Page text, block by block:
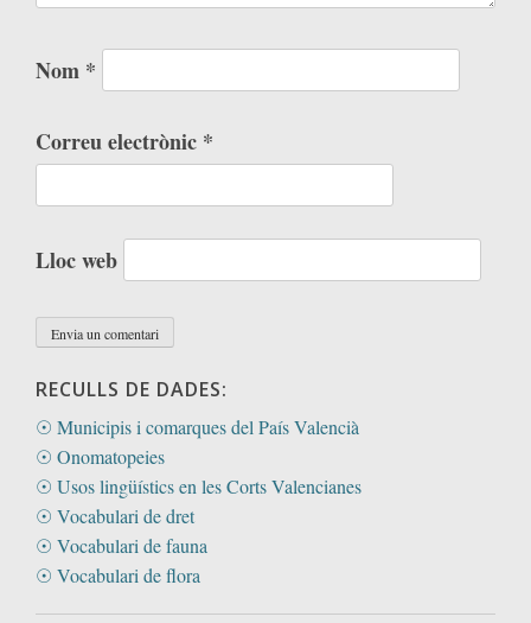
Nom *
Correu electrònic *
Lloc web
RECULLS DE DADES:
☉ Municipis i comarques del País Valencià
☉ Onomatopeies
☉ Usos lingüístics en les Corts Valencianes
☉ Vocabulari de dret
☉ Vocabulari de fauna
☉ Vocabulari de flora